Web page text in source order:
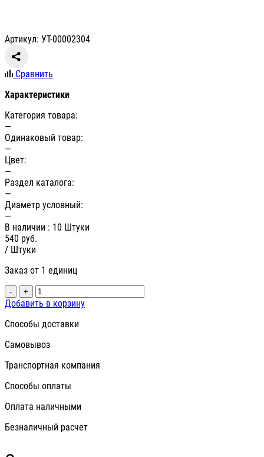
Артикул: УТ-00002304
Сравнить
Характеристики
Категория товара:
—
Одинаковый товар:
—
Цвет:
—
Раздел каталога:
—
Диаметр условный:
—
В наличии : 10 Штуки
540 руб.
/ Штуки
Заказ от 1 единиц
- +
Добавить в корзину
Способы доставки
Самовывоз
Транспортная компания
Способы оплаты
Оплата наличными
Безналичный расчет